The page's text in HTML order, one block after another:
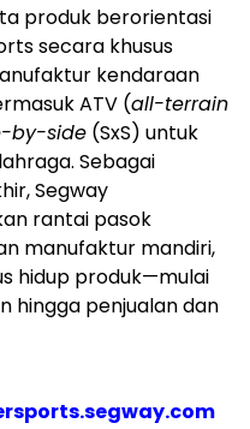
produk berorientasi
secara khusus
kendaraan
ATV (all-terrain
by-side (SxS) untuk
Sebagai
Segway
rantai pasok
manufaktur mandiri,
hidup produk—mulai
hingga penjualan dan